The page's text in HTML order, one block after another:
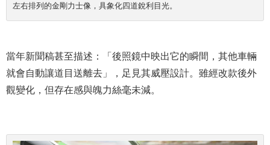
左右排列的金剛力士像，具象化四道銳利目光。
當年新聞稿甚至描述：「後照鏡中映出它的瞬間，其他車輛
就會自動讓道目送離去」，足見其威壓設計。雖經改款後外
觀變化，但存在感與魄力絲毫未減。